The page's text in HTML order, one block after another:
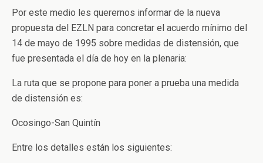
Por este medio les querernos informar de la nueva
propuesta del EZLN para concretar el acuerdo mínimo del
14 de mayo de 1995 sobre medidas de distensión, que
fue presentada el día de hoy en la plenaria:
La ruta que se propone para poner a prueba una medida
de distensión es:
Ocosingo-San Quintín
Entre los detalles están los siguientes: